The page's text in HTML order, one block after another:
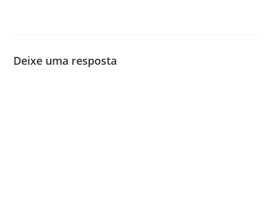
Deixe uma resposta